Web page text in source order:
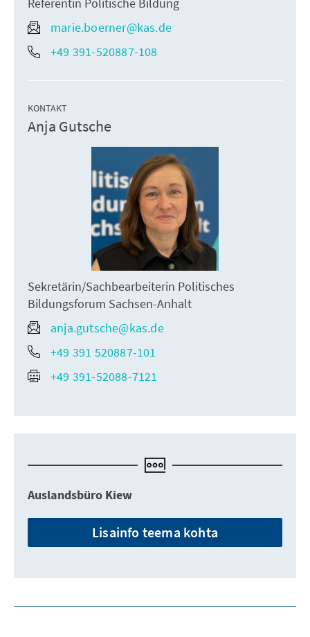
Referentin Politische Bildung
marie.boerner@kas.de
+49 391-520887-108
KONTAKT
Anja Gutsche
Sekretärin/Sachbearbeiterin Politisches
Bildungsforum Sachsen-Anhalt
anja.gutsche@kas.de
+49 391 520887-101
+49 391-52088-7121
Auslandsbüro Kiew
Lisainfo teema kohta